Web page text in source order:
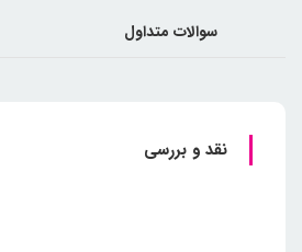
سوالات متداول
نقد و بررسی